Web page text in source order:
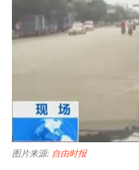
图片来源: 自由时报